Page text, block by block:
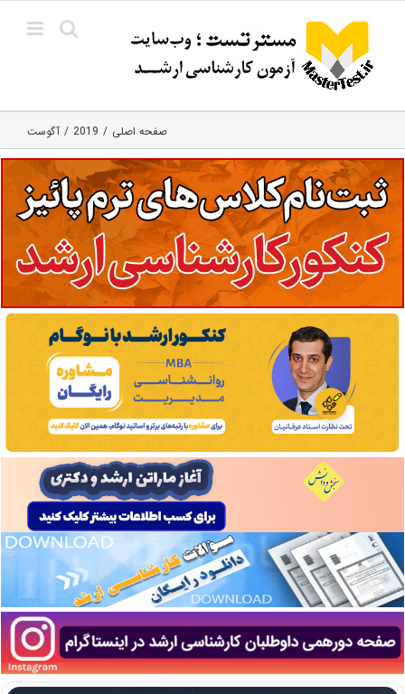
content
صفحه اصلی 2019 آگوست